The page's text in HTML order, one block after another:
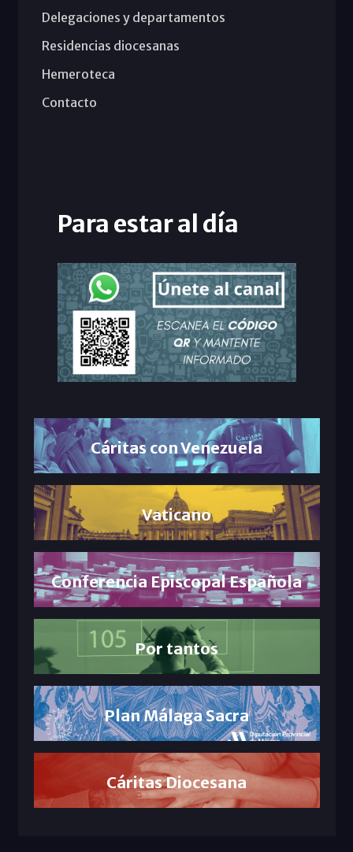
Delegaciones y departamentos
Residencias diocesanas
Hemeroteca
Contacto
Para estar al día
Cáritas con Venezuela
Vaticano
Conferencia Episcopal Española
Por tantos
Plan Málaga Sacra
Cáritas Diocesana